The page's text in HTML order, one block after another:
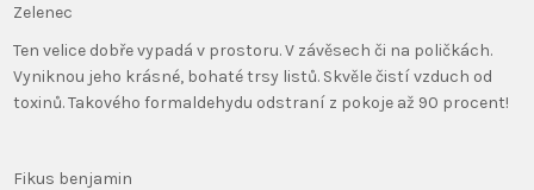
Zelenec
Ten velice dobře vypadá v prostoru. V závěsech či na poličkách.
Vyniknou jeho krásné, bohaté trsy listů. Skvěle čistí vzduch od
toxinů. Takového formaldehydu odstraní z pokoje až 90 procent!
Fikus benjamin